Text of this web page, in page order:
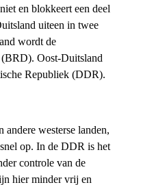
en blokkeert een deel
uiteen in twee
wordt de
Oost-Duitsland
Republiek (DDR).
westerse landen,
op. In de DDR is het
controle van de
hier minder vrij en